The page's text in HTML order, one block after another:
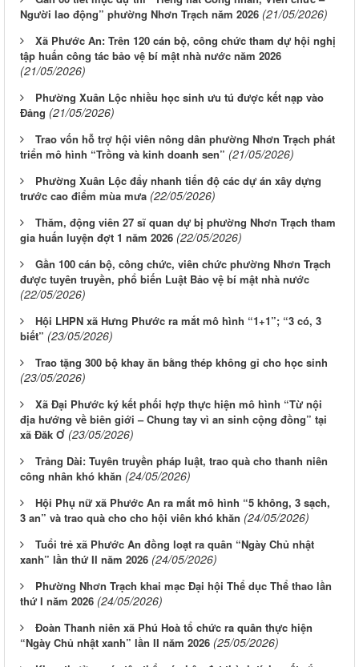
Người lao động” phường Nhơn Trạch năm 2026 (21/05/2026)
Xã Phước An: Trên 120 cán bộ, công chức tham dự hội nghị
tập huấn công tác bảo vệ bí mật nhà nước năm 2026
(21/05/2026)
Phường Xuân Lộc nhiều học sinh ưu tú được kết nạp vào
Đảng (21/05/2026)
Trao vốn hỗ trợ hội viên nông dân phường Nhơn Trạch phát
triển mô hình “Trồng và kinh doanh sen” (21/05/2026)
Phường Xuân Lộc đẩy nhanh tiến độ các dự án xây dựng
trước cao điểm mùa mưa (22/05/2026)
Thăm, động viên 27 sĩ quan dự bị phường Nhơn Trạch tham
gia huấn luyện đợt 1 năm 2026 (22/05/2026)
Gần 100 cán bộ, công chức, viên chức phường Nhơn Trạch
được tuyên truyền, phổ biến Luật Bảo vệ bí mật nhà nước
(22/05/2026)
Hội LHPN xã Hưng Phước ra mắt mô hình “1+1”; “3 có, 3
biết” (23/05/2026)
Trao tặng 300 bộ khay ăn bằng thép không gỉ cho học sinh
(23/05/2026)
Xã Đại Phước ký kết phối hợp thực hiện mô hình “Từ nội
địa hướng về biên giới – Chung tay vì an sinh cộng đồng” tại
xã Đăk Ơ (23/05/2026)
Trảng Dài: Tuyên truyền pháp luật, trao quà cho thanh niên
công nhân khó khăn (24/05/2026)
Hội Phụ nữ xã Phước An ra mắt mô hình “5 không, 3 sạch,
3 an” và trao quà cho cho hội viên khó khăn (24/05/2026)
Tuổi trẻ xã Phước An đồng loạt ra quân “Ngày Chủ nhật
xanh” lần thứ II năm 2026 (24/05/2026)
Phường Nhơn Trạch khai mạc Đại hội Thể dục Thể thao lần
thứ I năm 2026 (24/05/2026)
Đoàn Thanh niên xã Phú Hoà tổ chức ra quân thực hiện
“Ngày Chủ nhật xanh” lần II năm 2026 (25/05/2026)